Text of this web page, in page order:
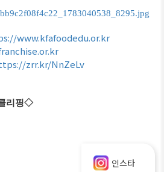
www.kfafoodedu.or.kr
zrr.kr/NnZeLv
리핑◇
인스타